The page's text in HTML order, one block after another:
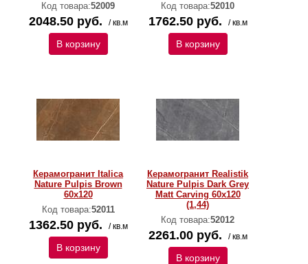
Код товара:52009
2048.50 руб. / кв.м
В корзину
Код товара:52010
1762.50 руб. / кв.м
В корзину
Керамогранит Italica
Nature Pulpis Brown
60x120
Код товара:52011
1362.50 руб. / кв.м
В корзину
Керамогранит Realistik
Nature Pulpis Dark Grey
Matt Carving 60x120
(1,44)
Код товара:52012
2261.00 руб. / кв.м
В корзину